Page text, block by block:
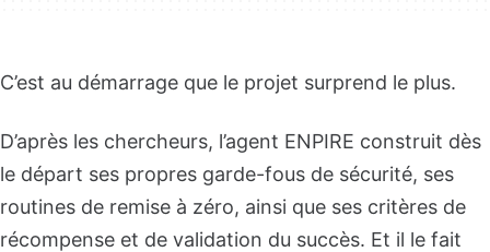
C’est au démarrage que le projet surprend le plus.
D’après les chercheurs, l’agent ENPIRE construit dès
le départ ses propres garde-fous de sécurité, ses
routines de remise à zéro, ainsi que ses critères de
récompense et de validation du succès. Et il le fait